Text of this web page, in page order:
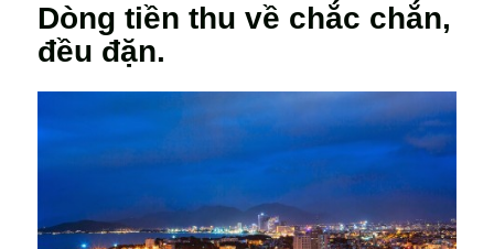
Dòng tiền thu về chắc chắn,
đều đặn.